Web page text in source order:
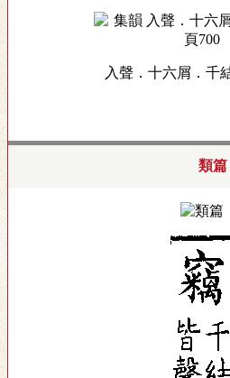
入聲．十六屑．千
類篇